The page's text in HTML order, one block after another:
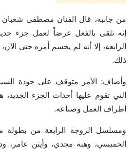
من جانبه، قال الفنان مصطفى شعبان
إنه تلقى بالفعل عرضاً لعمل جزء
الرابعة، إلا أنه لم يحسم أمره حتى
ذلك.
وأضاف: الأمر متوقف على جودة
التي تقوم عليها أحداث الجزء
أطراف العمل وصناعه.
ومسلسل الزوجة الرابعة من بطولة
الخميسي، وهبة مجدي، وأيتن عامر،